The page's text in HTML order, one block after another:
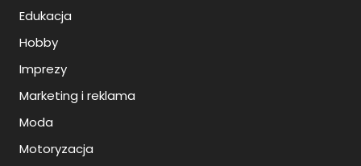
Edukacja
Hobby
Imprezy
Marketing i reklama
Moda
Motoryzacja